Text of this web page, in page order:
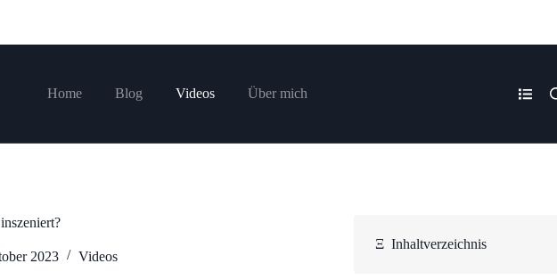
Home Blog Videos Über mich
2023 Videos
ΞInhaltverzeichnis